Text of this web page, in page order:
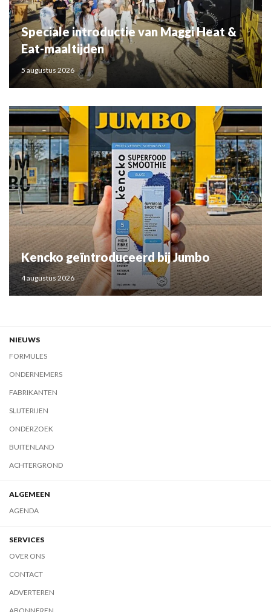
Speciale introductie van Maggi Heat &
Eat-maaltijden
5 augustus 2026
Kencko geïntroduceerd bij Jumbo
4 augustus 2026
NIEUWS
FORMULES
ONDERNEMERS
FABRIKANTEN
SLIJTERIJEN
ONDERZOEK
BUITENLAND
ACHTERGROND
ALGEMEEN
AGENDA
SERVICES
OVER ONS
CONTACT
ADVERTEREN